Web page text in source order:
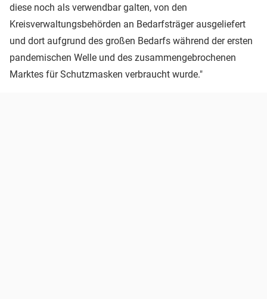
diese noch als verwendbar galten, von den
Kreisverwaltungsbehörden an Bedarfsträger ausgeliefert
und dort aufgrund des großen Bedarfs während der ersten
pandemischen Welle und des zusammengebrochenen
Marktes für Schutzmasken verbraucht wurde."